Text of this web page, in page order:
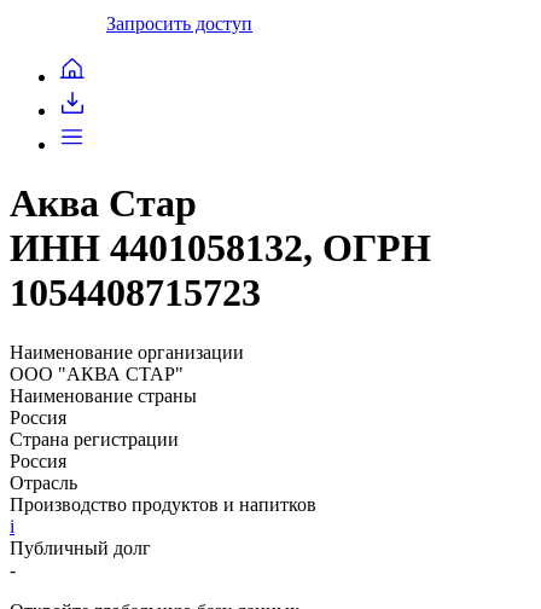
Запросить доступ
Аква Стар
ИНН 4401058132, ОГРН
1054408715723
Наименование организации
ООО "АКВА СТАР"
Наименование страны
Россия
Страна регистрации
Россия
Отрасль
Производство продуктов и напитков
i
Публичный долг
-